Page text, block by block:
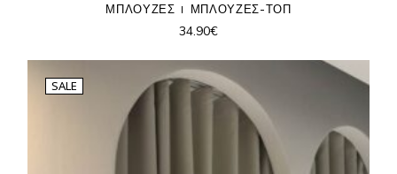
ΜΠΛΟΥΖΕΣ
ΜΠΛΟΥΖΕΣ-ΤΟΠ
34.90€
SALE